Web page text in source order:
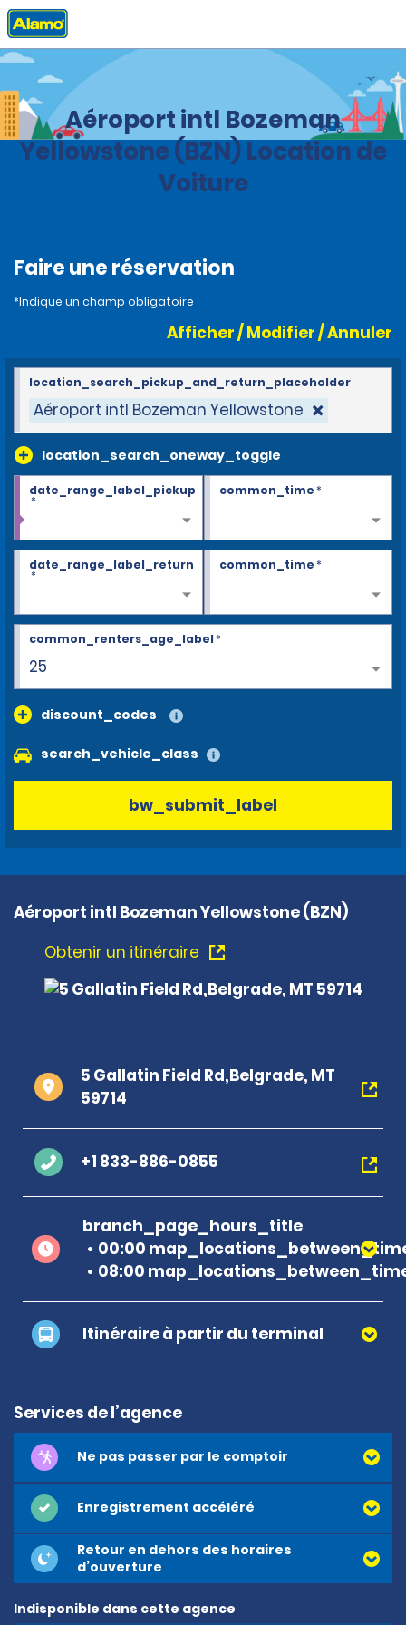
Accueil Agences Montana
Aéroport intl Bozeman
Yellowstone (BZN) Location de
Voiture
Faire une réservation
*Indique un champ obligatoire
Afficher / Modifier / Annuler
Aéroport intl Bozeman Yellowstone
location_search_oneway_toggle
location_search_pickup_and_return_placeholder
date_range_label_pickup
*
common_time*
date_range_label_return
*
common_time*
25
common_renters_age_label*
discount_codes
search_vehicle_class
bw_submit_label
Aéroport intl Bozeman Yellowstone (BZN)
Obtenir un itinéraire
5 Gallatin Field Rd,Belgrade, MT
59714
+1 833-886-0855
branch_page_hours_title
00:00
08:00
Itinéraire à partir du terminal
Services de l’agence
Ne pas passer par le comptoir
Enregistrement accéléré
Retour en dehors des horaires
d’ouverture
Indisponible dans cette agence